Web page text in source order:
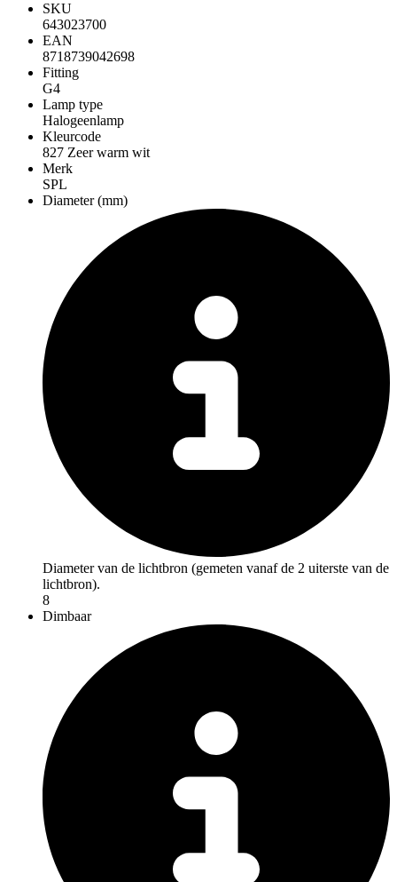
SKU
643023700
EAN
8718739042698
Fitting
G4
Lamp type
Halogeenlamp
Kleurcode
827 Zeer warm wit
Merk
SPL
Diameter (mm)
Diameter van de lichtbron (gemeten vanaf de 2 uiterste van de
lichtbron).
8
Dimbaar